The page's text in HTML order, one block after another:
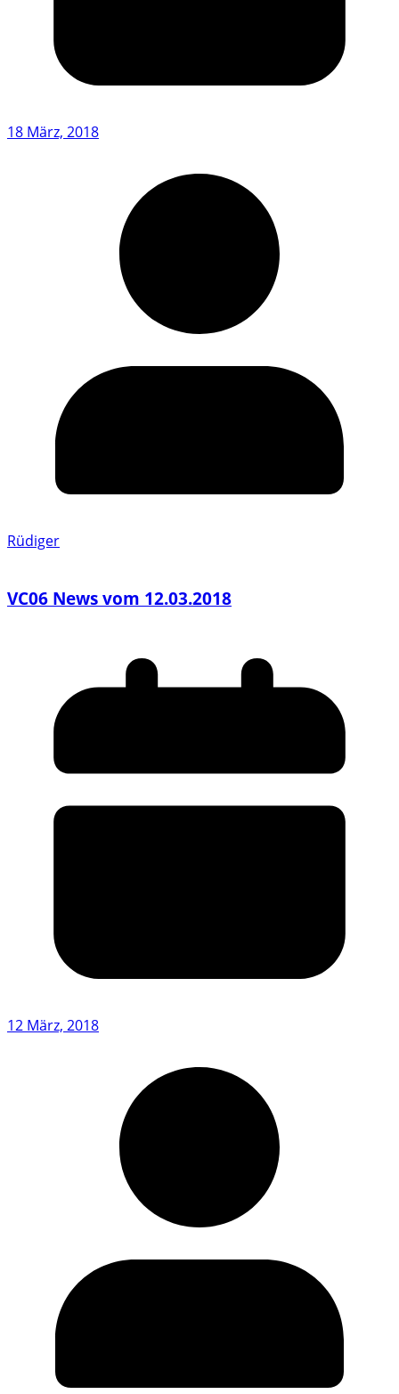
18 März, 2018
Rüdiger
VC06 News vom 12.03.2018
12 März, 2018